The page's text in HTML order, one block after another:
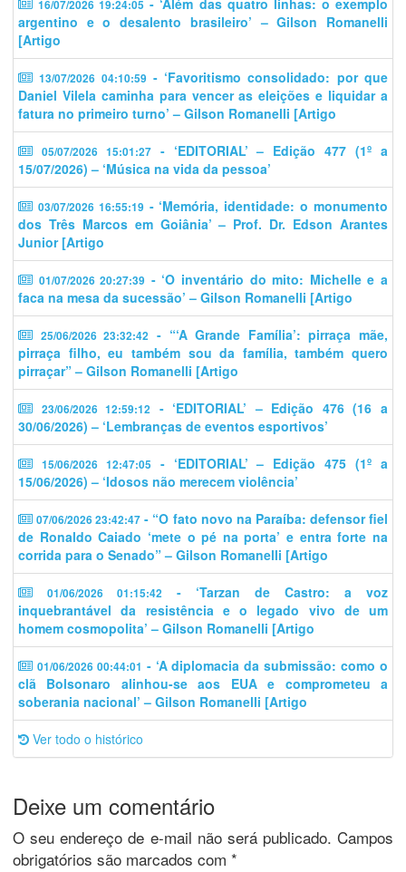
16/07/2026 19:24:05 - ‘Além das quatro linhas: o exemplo
argentino e o desalento brasileiro’ – Gilson Romanelli
[Artigo
13/07/2026 04:10:59 - ‘​​Favoritismo consolidado: por que
Daniel Vilela caminha para vencer as eleições e liquidar a
fatura no primeiro turno’ – Gilson Romanelli [Artigo
05/07/2026 15:01:27- ‘EDITORIAL’ – Edição 477 (1º a
15/07/2026) – ‘Música na vida da pessoa’
03/07/2026 16:55:19 - ‘Memória, identidade: o monumento
dos Três Marcos em Goiânia’ – Prof. Dr. Edson Arantes
Junior [Artigo
01/07/2026 20:27:39 - ‘O inventário do mito: Michelle e a
faca na mesa da sucessão’ – Gilson Romanelli [Artigo
25/06/2026 23:32:42 - “‘A Grande Família’: pirraça mãe,
pirraça filho, eu também sou da família, também quero
pirraçar” – Gilson Romanelli [Artigo
23/06/2026 12:59:12
- ‘EDITORIAL’ – Edição 476 (16 a
30/06/2026) – ‘Lembranças de eventos esportivos’
15/06/2026 12:47:05
- ‘EDITORIAL’ – Edição 475 (1º a
15/06/2026) – ‘Idosos não merecem violência’
07/06/2026 23:42:47 - “O fato novo na Paraíba: defensor fiel
de Ronaldo Caiado ‘mete o pé na porta’ e entra forte na
corrida para o Senado” – Gilson Romanelli [Artigo
01/06/2026 01:15:42
- ‘Tarzan de Castro: a voz
inquebrantável da resistência e o legado vivo de um
homem cosmopolita’ – Gilson Romanelli [Artigo
01/06/2026 00:44:01 - ‘A diplomacia da submissão: como o
clã Bolsonaro alinhou-se aos EUA e comprometeu a
soberania nacional’ – Gilson Romanelli [Artigo
Ver todo o histórico
Deixe um comentário
O seu endereço de e-mail não será publicado. Campos
obrigatórios são marcados com *